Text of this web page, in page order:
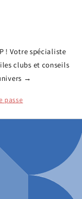
! Votre spécialiste
clubs et conseils
→
passe